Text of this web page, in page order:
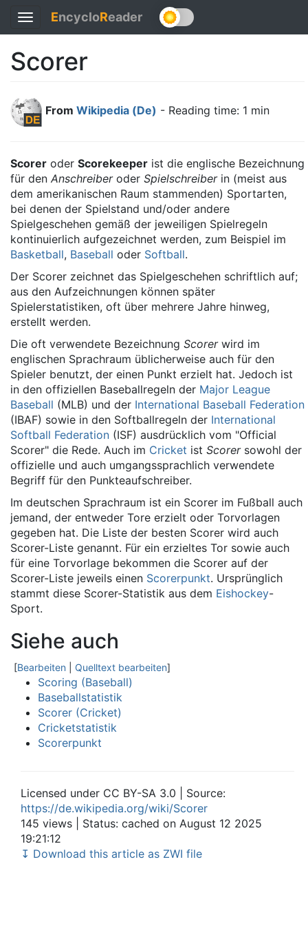
Toggle
navigation
EncycloReader
Scorer
From Wikipedia (De) - Reading time: 1 min
Scorer oder Scorekeeper ist die englische Bezeichnung
für den Anschreiberoder Spielschreiberin (meist aus
dem amerikanischen Raum stammenden) Sportarten,
bei denen der Spielstand und/oder andere
Spielgeschehen gemäß der jeweiligen Spielregeln
kontinuierlich aufgezeichnet werden, zum Beispiel im
Basketball, Baseball oder Softball.
Der Scorer zeichnet das Spielgeschehen schriftlich auf;
aus den Aufzeichnungen können später
Spielerstatistiken, oft über mehrere Jahre hinweg,
erstellt werden.
Die oft verwendete Bezeichnung Scorerwird im
englischen Sprachraum üblicherweise auch für den
Spieler benutzt, der einen Punkt erzielt hat. Jedoch ist
in den offiziellen Baseballregeln der Major League
Baseball (MLB) und der International Baseball Federation
(IBAF) sowie in den Softballregeln der International
Softball Federation (ISF) ausdrücklich vom "Official
Scorer" die Rede. Auch im Cricket ist Scorersowohl der
offizielle und auch umgangssprachlich verwendete
Begriff für den Punkteaufschreiber.
Im deutschen Sprachraum ist ein Scorer im Fußball auch
jemand, der entweder Tore erzielt oder Torvorlagen
gegeben hat. Die Liste der besten Scorer wird auch
Scorer-Liste genannt. Für ein erzieltes Tor sowie auch
für eine Torvorlage bekommen die Scorer auf der
Scorer-Liste jeweils einen Scorerpunkt. Ursprünglich
stammt diese Scorer-Statistik aus dem Eishockey-
Sport.
Siehe auch
[Bearbeiten Quelltext bearbeiten]
Scoring (Baseball)
Baseballstatistik
Scorer (Cricket)
Cricketstatistik
Scorerpunkt
Licensed under CC BY-SA 3.0 | Source:
https://de.wikipedia.org/wiki/Scorer
145 views | Status: cached on August 12 2025
19:21:12
↧ Download this article as ZWI file